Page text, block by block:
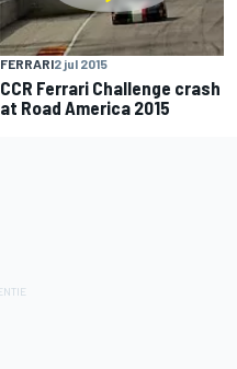
FERRARI2 jul 2015
CCR Ferrari Challenge crash
at Road America 2015